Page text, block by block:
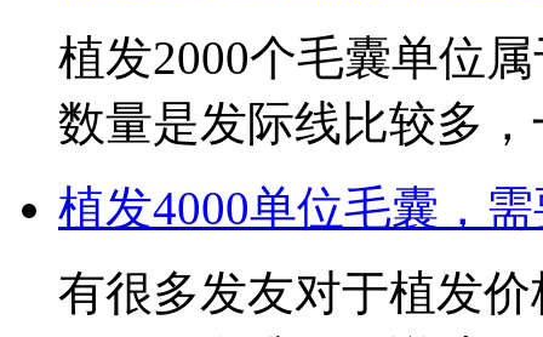
植发2000个毛囊单位
数量是发际线比较多，
植发4000单位毛囊，
有很多发友对于植发